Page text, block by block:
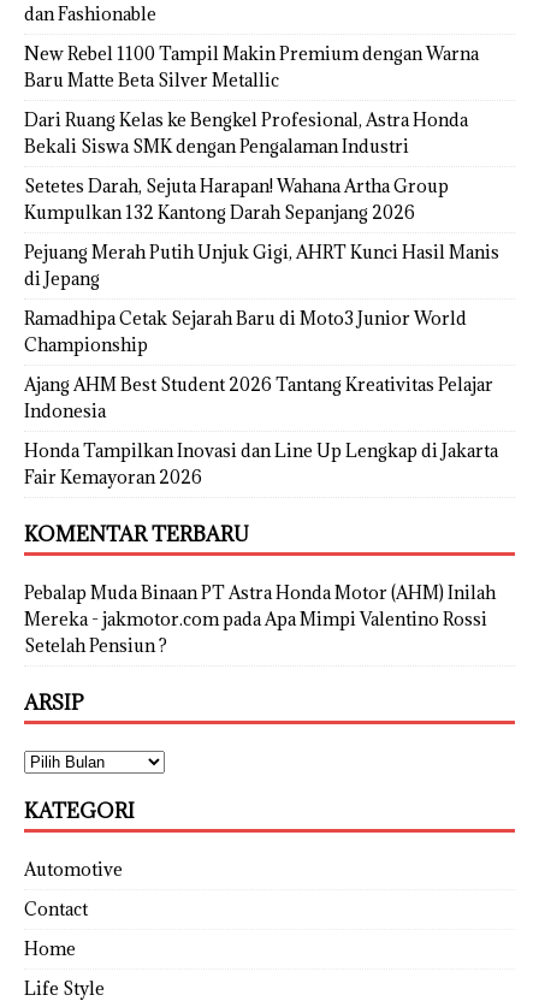
dan Fashionable
New Rebel 1100 Tampil Makin Premium dengan Warna
Baru Matte Beta Silver Metallic
Dari Ruang Kelas ke Bengkel Profesional, Astra Honda
Bekali Siswa SMK dengan Pengalaman Industri
Setetes Darah, Sejuta Harapan! Wahana Artha Group
Kumpulkan 132 Kantong Darah Sepanjang 2026
Pejuang Merah Putih Unjuk Gigi, AHRT Kunci Hasil Manis
di Jepang
Ramadhipa Cetak Sejarah Baru di Moto3 Junior World
Championship
Ajang AHM Best Student 2026 Tantang Kreativitas Pelajar
Indonesia
Honda Tampilkan Inovasi dan Line Up Lengkap di Jakarta
Fair Kemayoran 2026
KOMENTAR TERBARU
Pebalap Muda Binaan PT Astra Honda Motor (AHM) Inilah
Mereka - jakmotor.compadaApa Mimpi Valentino Rossi
Setelah Pensiun ?
ARSIP
KATEGORI
Automotive
Contact
Home
Life Style